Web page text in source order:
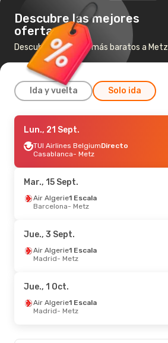
Descubre las mejores
ofertas
Descubre los vuelos más baratos a Metz
Ida y vuelta Solo ida
Jue., 1 Oct.- Jue., 8 Oct.
TUI Airlines BelgiumDirecto
Casablanca- Metz
Metz- Casablanca
Mié., 9 Sept. - Vie., 11 Sept.
Air Algerie1 Escala
Metz- Alicante
Lun., 21 Sept.
TUI Airlines BelgiumDirecto
Casablanca- Metz
Mar., 15 Sept.
Air Algerie1 Escala
Barcelona- Metz
Jue., 3 Sept.
Air Algerie1 Escala
Madrid- Metz
Jue., 1 Oct.
Air Algerie1 Escala
Madrid- Metz